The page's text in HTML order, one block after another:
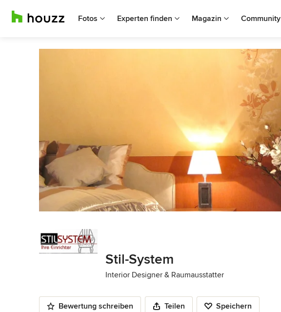
Fotos Experten finden Magazin Community
Stil-System
Interior Designer & Raumausstatter
Bewertung schreiben Teilen Speichern